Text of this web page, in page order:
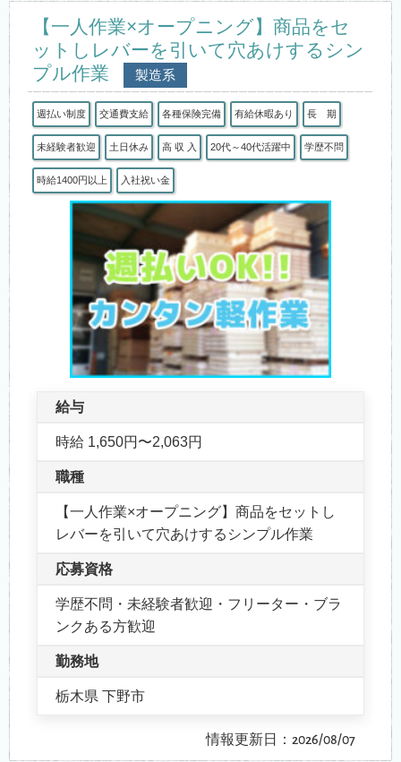
【一人作業×オープニング】商品をセ
ットしレバーを引いて穴あけするシン
プル作業
製造系
週払い制度 交通費支給 各種保険完備 有給休暇あり 長 期
未経験者歓迎 土日休み 高 収 入 20代～40代活躍中 学歴不問
時給1400円以上 入社祝い金
給与
時給 1,650円〜2,063円
職種
【一人作業×オープニング】商品をセットし
レバーを引いて穴あけするシンプル作業
応募資格
学歴不問・未経験者歓迎・フリーター・ブラ
ンクある方歓迎
勤務地
栃木県 下野市
情報更新日：2026/08/07